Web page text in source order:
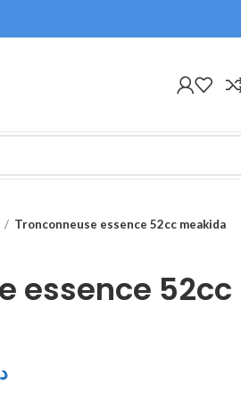
Tronconneuse essence 52cc meakida
essence 52cc